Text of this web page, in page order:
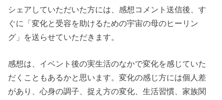
シェアしていただいた方には、感想コメント送信後、す
ぐに「変化と受容を助けるための宇宙の母のヒーリン
グ」を送らせていただきます。
感想は、イベント後の実生活のなかで変化を感じていた
だくこともあるかと思います。変化の感じ方には個人差
があり、心身の調子、捉え方の変化、生活習慣、家族関